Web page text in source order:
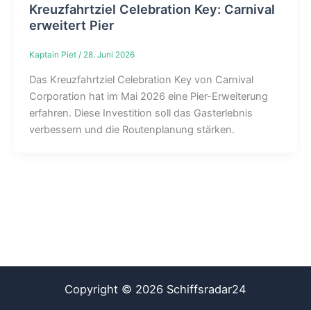
Kreuzfahrtziel Celebration Key: Carnival
erweitert Pier
Kaptain Piet / 28. Juni 2026
Das Kreuzfahrtziel Celebration Key von Carnival
Corporation hat im Mai 2026 eine Pier-Erweiterung
erfahren. Diese Investition soll das Gasterlebnis
verbessern und die Routenplanung stärken.
Copyright © 2026 Schiffsradar24